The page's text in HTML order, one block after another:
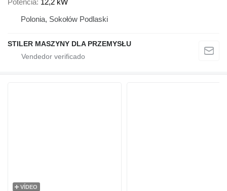
Potencia 12,2 kW
Polonia, Sokołów Podlaski
STILER MASZYNY DLA PRZEMYSŁU
VÍDEO